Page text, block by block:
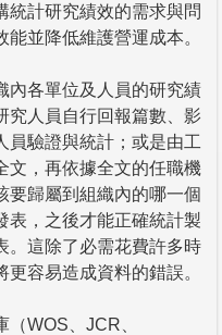
統計研究績效的需求與問
並降低維護營運成本。
內各單位及人員的研究績
究人員自行回報篇數、影
員驗證與統計；或是由工
文，再依據全文的任職機
要歸屬到組織內的哪一個
表，之後才能正確統計製
。這除了必需花費許多時
容易造成資料的錯誤。
WOS、JCR、